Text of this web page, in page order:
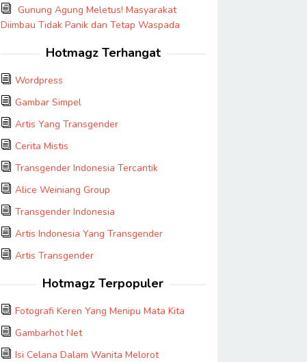
Gunung Agung Meletus! Masyarakat
Diimbau Tidak Panik dan Tetap Waspada
Hotmagz Terhangat
Wordpress
Gambar Simpel
Artis Yang Transgender
Cerita Mistis
Transgender Indonesia Tercantik
Alice Weiniang Group
Transgender Indonesia
Artis Indonesia Yang Transgender
Artis Transgender
Hotmagz Terpopuler
Fotografi Keren Yang Menipu Mata Kita
Gambarhot Net
Isi Celana Dalam Wanita Melorot